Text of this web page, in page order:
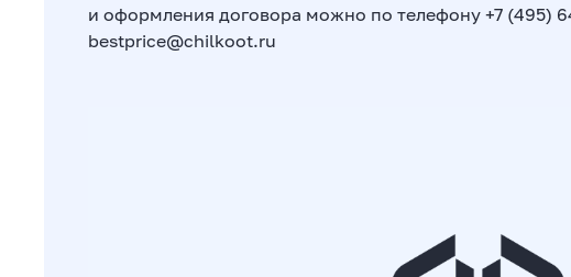
и оформления договора можно по телефону +7 (495)
bestprice@chilkoot.ru